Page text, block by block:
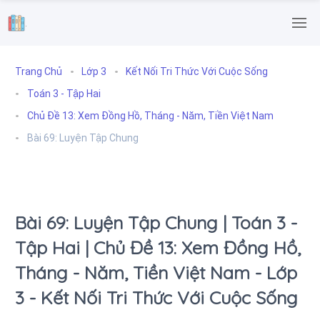
.
Trang Chủ Lớp 3
Kết Nối Tri Thức Với Cuộc Sống
Toán 3 - Tập Hai
Chủ Đề 13: Xem Đồng Hồ, Tháng - Năm, Tiền Việt Nam
Bài 69: Luyện Tập Chung
Bài 69: Luyện Tập Chung | Toán 3 -
Tập Hai | Chủ Đề 13: Xem Đồng Hồ,
Tháng - Năm, Tiền Việt Nam - Lớp
3 - Kết Nối Tri Thức Với Cuộc Sống